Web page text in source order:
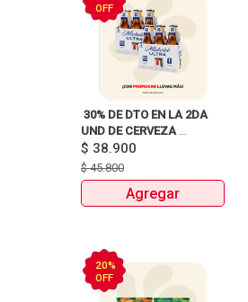
OFF
30% DE DTO EN LA 2DA
UND DE CERVEZA
MICHELOB ULTRA 6PACK
$ 38.900
$45.800
Agregar
20%
OFF